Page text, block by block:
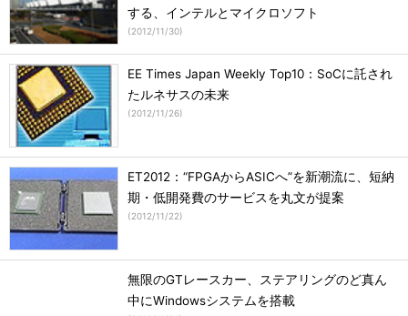
する、インテルとマイクロソフト
(2012/11/30)
EE Times Japan Weekly Top10：SoCに託され
たルネサスの未来
(2012/11/26)
ET2012：“FPGAからASICへ”を新潮流に、短納
期・低開発費のサービスを丸文が提案
(2012/11/22)
無限のGTレースカー、ステアリングのど真ん
中にWindowsシステムを搭載